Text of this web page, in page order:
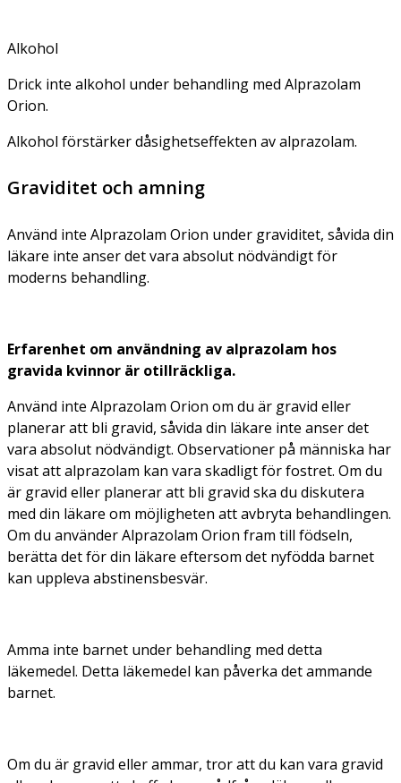
Alkohol
Drick inte alkohol under behandling med Alprazolam
Orion.
Alkohol förstärker dåsighetseffekten av alprazolam.
Graviditet och amning
Använd inte Alprazolam Orion under graviditet, såvida din
läkare inte anser det vara absolut nödvändigt för
moderns behandling.
Erfarenhet om användning av alprazolam hos
gravida kvinnor är otillräckliga.
Använd inte Alprazolam Orion om du är gravid eller
planerar att bli gravid, såvida din läkare inte anser det
vara absolut nödvändigt. Observationer på människa har
visat att alprazolam kan vara skadligt för fostret. Om du
är gravid eller planerar att bli gravid ska du diskutera
med din läkare om möjligheten att avbryta behandlingen.
Om du använder Alprazolam Orion fram till födseln,
berätta det för din läkare eftersom det nyfödda barnet
kan uppleva abstinensbesvär.
Amma inte barnet under behandling med detta
läkemedel. Detta läkemedel kan påverka det ammande
barnet.
Om du är gravid eller ammar, tror att du kan vara gravid